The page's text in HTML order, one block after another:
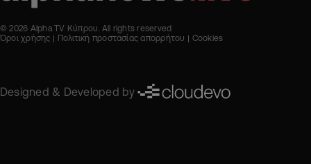
© 2026 Alpha TV Κύπρου. All rights reserved
Όροι χρήσης
Πολιτική προστασίας απορρήτου Cookies
Designed & Developed by